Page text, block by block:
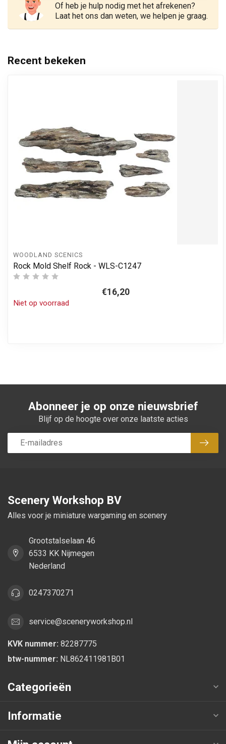
Of heb je hulp nodig met het afrekenen?
Laat het ons dan weten, we helpen je graag.
Recent bekeken
WOODLAND SCENICS
Rock Mold Shelf Rock - WLS-C1247
€16,20
Niet op voorraad
Abonneer je op onze nieuwsbrief
Blijf op de hoogte over onze laatste acties
Scenery Workshop BV
Alles voor je miniature wargaming en scenery
Grootstalselaan 46
6533 KK Nijmegen
Nederland
0247370271
service@sceneryworkshop.nl
KVK nummer: 82287775
btw-nummer: NL862411981B01
Categorieën
Informatie